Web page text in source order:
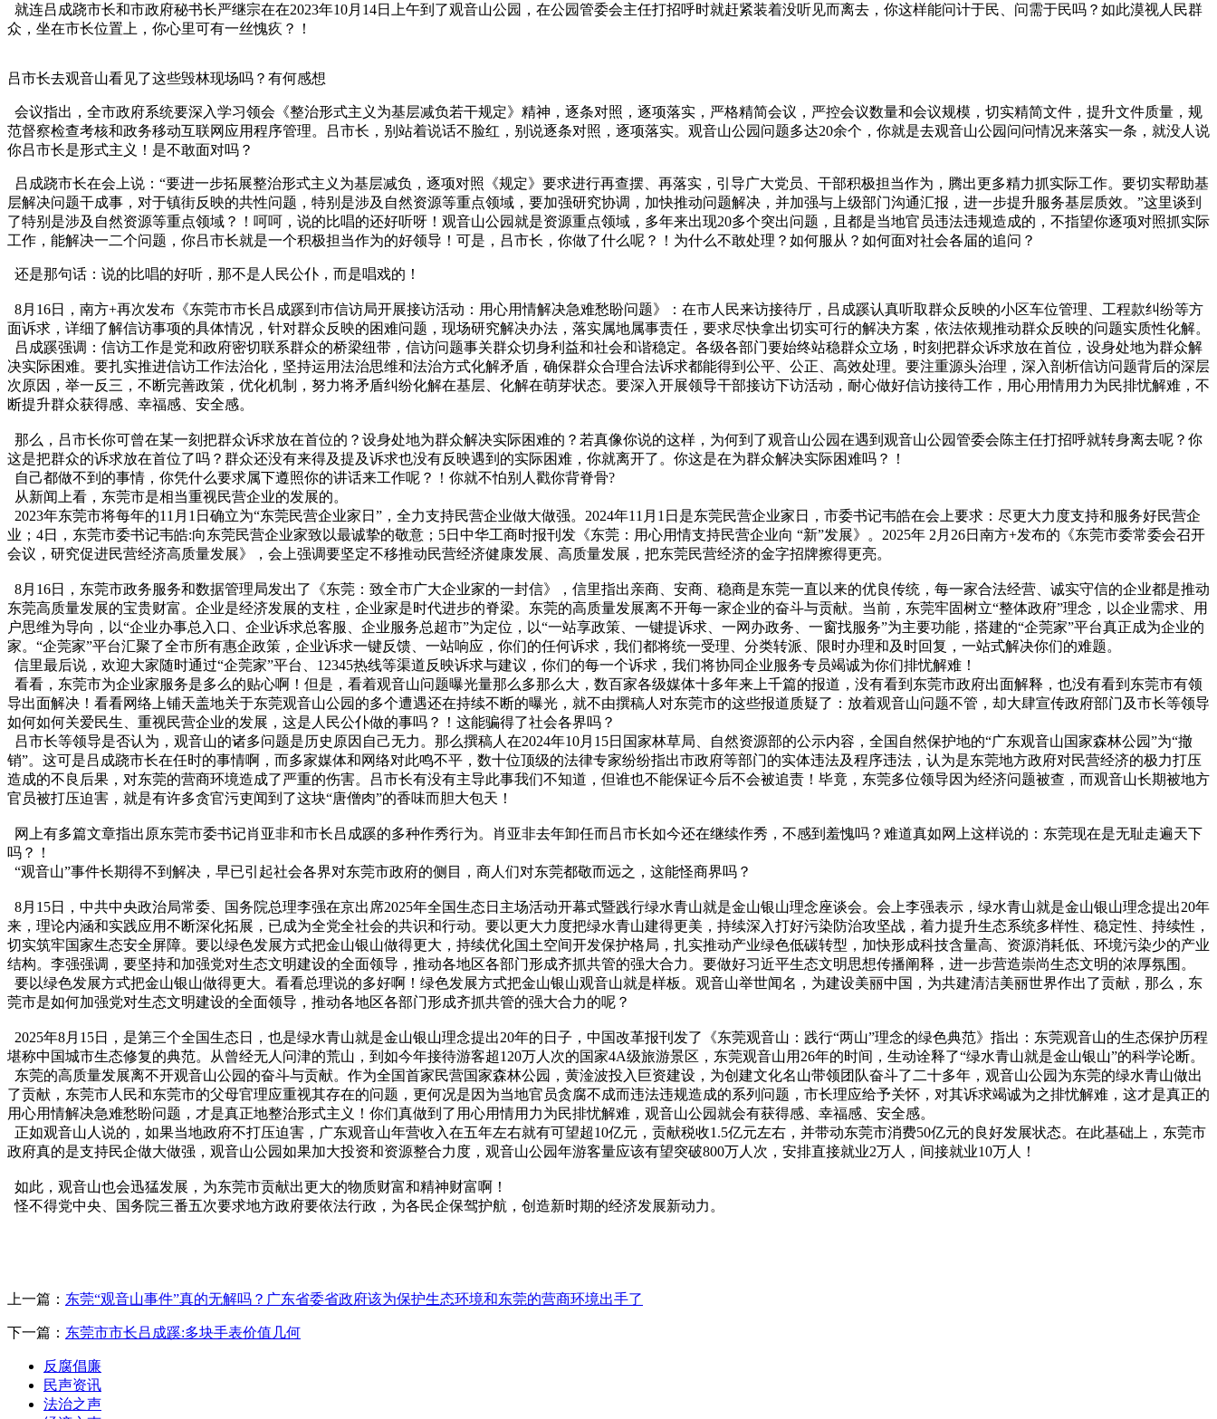
就连吕成跷市长和市政府秘书长严继宗在在2023年10月14日上午到了观音山公园，在公园管委会主任打招呼时就赶紧装着没听见而离去，你这样能问计于民、问需于民吗？如此漠视人民群
众，坐在市长位置上，你心里可有一丝愧疚？！
吕市长去观音山看见了这些毁林现场吗？有何感想
会议指出，全市政府系统要深入学习领会《整治形式主义为基层减负若干规定》精神，逐条对照，逐项落实，严格精简会议，严控会议数量和会议规模，切实精简文件，提升文件质量，规
范督察检查考核和政务移动互联网应用程序管理。吕市长，别站着说话不脸红，别说逐条对照，逐项落实。观音山公园问题多达20余个，你就是去观音山公园问问情况来落实一条，就没人说
你吕市长是形式主义！是不敢面对吗？
吕成跷市长在会上说：“要进一步拓展整治形式主义为基层减负，逐项对照《规定》要求进行再查摆、再落实，引导广大党员、干部积极担当作为，腾出更多精力抓实际工作。要切实帮助基
层解决问题干成事，对于镇街反映的共性问题，特别是涉及自然资源等重点领域，要加强研究协调，加快推动问题解决，并加强与上级部门沟通汇报，进一步提升服务基层质效。”这里谈到
了特别是涉及自然资源等重点领域？！呵呵，说的比唱的还好听呀！观音山公园就是资源重点领域，多年来出现20多个突出问题，且都是当地官员违法违规造成的，不指望你逐项对照抓实际
工作，能解决一二个问题，你吕市长就是一个积极担当作为的好领导！可是，吕市长，你做了什么呢？！为什么不敢处理？如何服从？如何面对社会各届的追问？
还是那句话：说的比唱的好听，那不是人民公仆，而是唱戏的！
8月16日，南方+再次发布《东莞市市长吕成蹊到市信访局开展接访活动：用心用情解决急难愁盼问题》：在市人民来访接待厅，吕成蹊认真听取群众反映的小区车位管理、工程款纠纷等方
面诉求，详细了解信访事项的具体情况，针对群众反映的困难问题，现场研究解决办法，落实属地属事责任，要求尽快拿出切实可行的解决方案，依法依规推动群众反映的问题实质性化解。
吕成蹊强调：信访工作是党和政府密切联系群众的桥梁纽带，信访问题事关群众切身利益和社会和谐稳定。各级各部门要始终站稳群众立场，时刻把群众诉求放在首位，设身处地为群众解
决实际困难。要扎实推进信访工作法治化，坚持运用法治思维和法治方式化解矛盾，确保群众合理合法诉求都能得到公平、公正、高效处理。要注重源头治理，深入剖析信访问题背后的深层
次原因，举一反三，不断完善政策，优化机制，努力将矛盾纠纷化解在基层、化解在萌芽状态。要深入开展领导干部接访下访活动，耐心做好信访接待工作，用心用情用力为民排忧解难，不
断提升群众获得感、幸福感、安全感。
那么，吕市长你可曾在某一刻把群众诉求放在首位的？设身处地为群众解决实际困难的？若真像你说的这样，为何到了观音山公园在遇到观音山公园管委会陈主任打招呼就转身离去呢？你
这是把群众的诉求放在首位了吗？群众还没有来得及提及诉求也没有反映遇到的实际困难，你就离开了。你这是在为群众解决实际困难吗？！
自己都做不到的事情，你凭什么要求属下遵照你的讲话来工作呢？！你就不怕别人戳你背脊骨?
从新闻上看，东莞市是相当重视民营企业的发展的。
2023年东莞市将每年的11月1日确立为“东莞民营企业家日”，全力支持民营企业做大做强。2024年11月1日是东莞民营企业家日，市委书记韦皓在会上要求：尽更大力度支持和服务好民营企
业；4日，东莞市委书记韦皓:向东莞民营企业家致以最诚挚的敬意；5日中华工商时报刊发《东莞：用心用情支持民营企业向 “新”发展》。2025年 2月26日南方+发布的《东莞市委常委会召开
会议，研究促进民营经济高质量发展》，会上强调要坚定不移推动民营经济健康发展、高质量发展，把东莞民营经济的金字招牌擦得更亮。
8月16日，东莞市政务服务和数据管理局发出了《东莞：致全市广大企业家的一封信》，信里指出亲商、安商、稳商是东莞一直以来的优良传统，每一家合法经营、诚实守信的企业都是推动
东莞高质量发展的宝贵财富。企业是经济发展的支柱，企业家是时代进步的脊梁。东莞的高质量发展离不开每一家企业的奋斗与贡献。当前，东莞牢固树立“整体政府”理念，以企业需求、用
户思维为导向，以“企业办事总入口、企业诉求总客服、企业服务总超市”为定位，以“一站享政策、一键提诉求、一网办政务、一窗找服务”为主要功能，搭建的“企莞家”平台真正成为企业的
家。“企莞家”平台汇聚了全市所有惠企政策，企业诉求一键反馈、一站响应，你们的任何诉求，我们都将统一受理、分类转派、限时办理和及时回复，一站式解决你们的难题。
信里最后说，欢迎大家随时通过“企莞家”平台、12345热线等渠道反映诉求与建议，你们的每一个诉求，我们将协同企业服务专员竭诚为你们排忧解难！
看看，东莞市为企业家服务是多么的贴心啊！但是，看着观音山问题曝光量那么多那么大，数百家各级媒体十多年来上千篇的报道，没有看到东莞市政府出面解释，也没有看到东莞市有领
导出面解决！看看网络上铺天盖地关于东莞观音山公园的多个遭遇还在持续不断的曝光，就不由撰稿人对东莞市的这些报道质疑了：放着观音山问题不管，却大肆宣传政府部门及市长等领导
如何如何关爱民生、重视民营企业的发展，这是人民公仆做的事吗？！这能骗得了社会各界吗？
吕市长等领导是否认为，观音山的诸多问题是历史原因自己无力。那么撰稿人在2024年10月15日国家林草局、自然资源部的公示内容，全国自然保护地的“广东观音山国家森林公园”为“撤
销”。这可是吕成跷市长在任时的事情啊，而多家媒体和网络对此鸣不平，数十位顶级的法律专家纷纷指出市政府等部门的实体违法及程序违法，认为是东莞地方政府对民营经济的极力打压
造成的不良后果，对东莞的营商环境造成了严重的伤害。吕市长有没有主导此事我们不知道，但谁也不能保证今后不会被追责！毕竟，东莞多位领导因为经济问题被查，而观音山长期被地方
官员被打压迫害，就是有许多贪官污吏闻到了这块“唐僧肉”的香味而胆大包天！
网上有多篇文章指出原东莞市委书记肖亚非和市长吕成蹊的多种作秀行为。肖亚非去年卸任而吕市长如今还在继续作秀，不感到羞愧吗？难道真如网上这样说的：东莞现在是无耻走遍天下
吗？！
“观音山”事件长期得不到解决，早已引起社会各界对东莞市政府的侧目，商人们对东莞都敬而远之，这能怪商界吗？
8月15日，中共中央政治局常委、国务院总理李强在京出席2025年全国生态日主场活动开幕式暨践行绿水青山就是金山银山理念座谈会。会上李强表示，绿水青山就是金山银山理念提出20年
来，理论内涵和实践应用不断深化拓展，已成为全党全社会的共识和行动。要以更大力度把绿水青山建得更美，持续深入打好污染防治攻坚战，着力提升生态系统多样性、稳定性、持续性，
切实筑牢国家生态安全屏障。要以绿色发展方式把金山银山做得更大，持续优化国土空间开发保护格局，扎实推动产业绿色低碳转型，加快形成科技含量高、资源消耗低、环境污染少的产业
结构。李强强调，要坚持和加强党对生态文明建设的全面领导，推动各地区各部门形成齐抓共管的强大合力。要做好习近平生态文明思想传播阐释，进一步营造崇尚生态文明的浓厚氛围。
要以绿色发展方式把金山银山做得更大。看看总理说的多好啊！绿色发展方式把金山银山观音山就是样板。观音山举世闻名，为建设美丽中国，为共建清洁美丽世界作出了贡献，那么，东
莞市是如何加强党对生态文明建设的全面领导，推动各地区各部门形成齐抓共管的强大合力的呢？
2025年8月15日，是第三个全国生态日，也是绿水青山就是金山银山理念提出20年的日子，中国改革报刊发了《东莞观音山：践行“两山”理念的绿色典范》指出：东莞观音山的生态保护历程
堪称中国城市生态修复的典范。从曾经无人问津的荒山，到如今年接待游客超120万人次的国家4A级旅游景区，东莞观音山用26年的时间，生动诠释了“绿水青山就是金山银山”的科学论断。
东莞的高质量发展离不开观音山公园的奋斗与贡献。作为全国首家民营国家森林公园，黄淦波投入巨资建设，为创建文化名山带领团队奋斗了二十多年，观音山公园为东莞的绿水青山做出
了贡献，东莞市人民和东莞市的父母官理应重视其存在的问题，更何况是因为当地官员贪腐不成而违法违规造成的系列问题，市长理应给予关怀，对其诉求竭诚为之排忧解难，这才是真正的
用心用情解决急难愁盼问题，才是真正地整治形式主义！你们真做到了用心用情用力为民排忧解难，观音山公园就会有获得感、幸福感、安全感。
正如观音山人说的，如果当地政府不打压迫害，广东观音山年营收入在五年左右就有可望超10亿元，贡献税收1.5亿元左右，并带动东莞市消费50亿元的良好发展状态。在此基础上，东莞市
政府真的是支持民企做大做强，观音山公园如果加大投资和资源整合力度，观音山公园年游客量应该有望突破800万人次，安排直接就业2万人，间接就业10万人！
如此，观音山也会迅猛发展，为东莞市贡献出更大的物质财富和精神财富啊！
怪不得党中央、国务院三番五次要求地方政府要依法行政，为各民企保驾护航，创造新时期的经济发展新动力。
上一篇： 东莞“观音山事件”真的无解吗？广东省委省政府该为保护生态环境和东莞的营商环境出手了
下一篇： 东莞市市长吕成蹊:多块手表价值几何
反腐倡廉
民声资讯
法治之声